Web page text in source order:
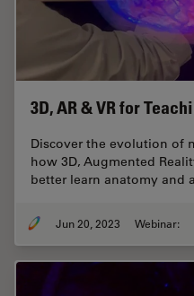
3D, AR & VR for
Discover the evolution of
how 3D, Augmented
better learn anatomy and
Jun 20, 2023 Webinar: